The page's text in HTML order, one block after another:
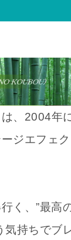
は、2004年
ジエフェ
く、”最高
気持ちでブ